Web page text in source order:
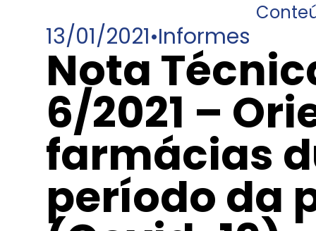
13/01/2021•Informes
Nota
6/2021 –
farmácias
período da